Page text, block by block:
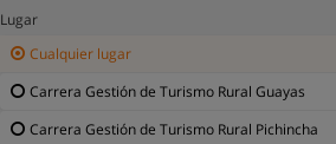
Lugar
Cualquier lugar
Carrera Gestión de Turismo Rural Guayas
Carrera Gestión de Turismo Rural Pichincha